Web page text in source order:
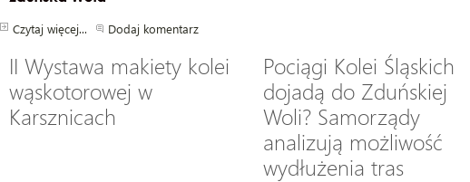
Czytaj więcej... Dodaj komentarz
II Wystawa makiety kolei
wąskotorowej w
Karsznicach
Pociągi Kolei Śląskich
dojadą do Zduńskiej
Woli? Samorządy
analizują możliwość
wydłużenia tras